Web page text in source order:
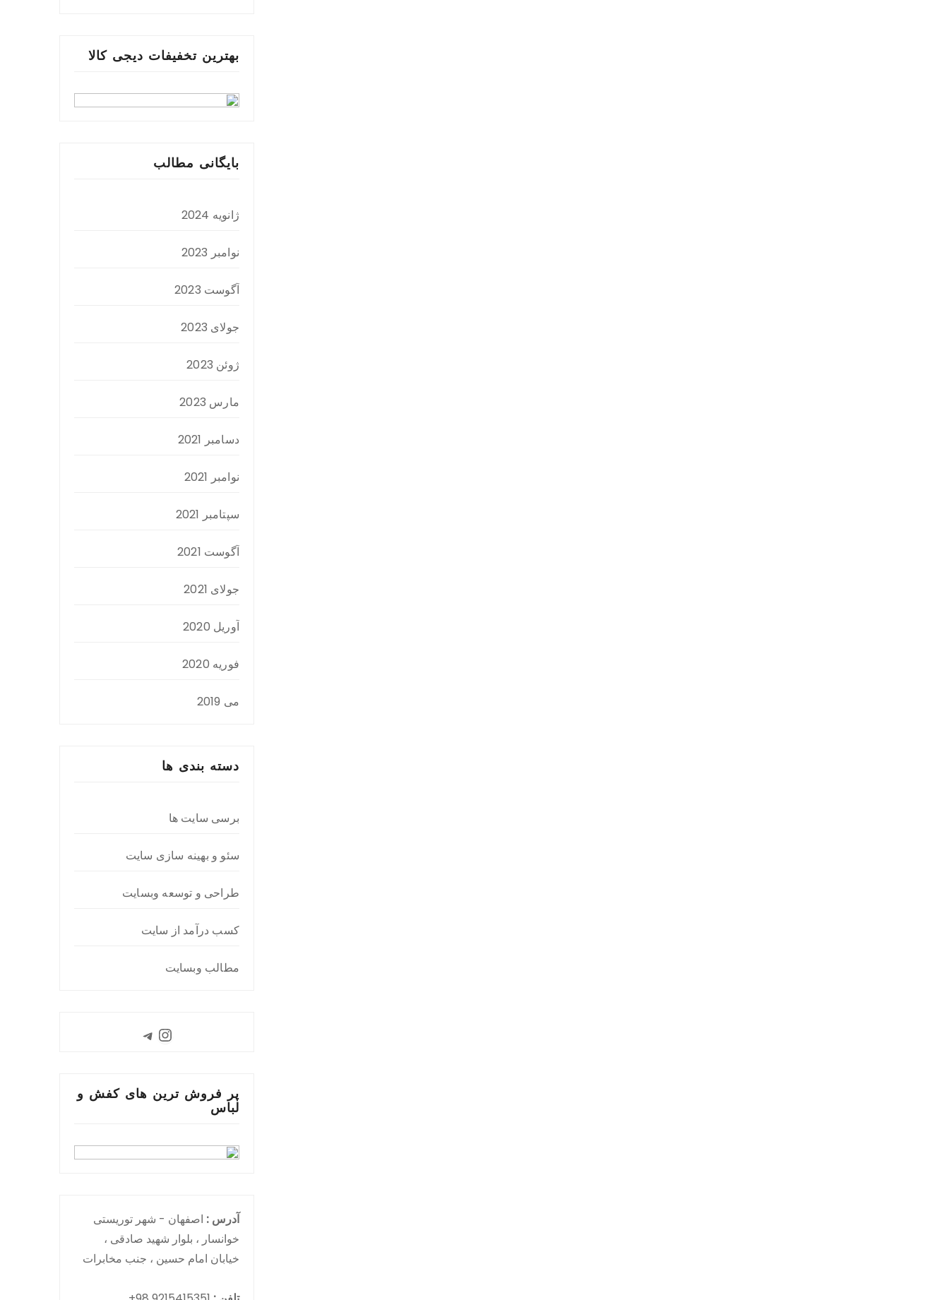
بهترین تخفیفات دیجی کالا
بایگانی مطالب
ژانویه 2024
نوامبر 2023
آگوست 2023
جولای 2023
ژوئن 2023
مارس 2023
دسامبر 2021
نوامبر 2021
سپتامبر 2021
آگوست 2021
جولای 2021
آوریل 2020
فوریه 2020
می 2019
دسته بندی ها
برسی سایت ها
سئو و بهینه سازی سایت
طراحی و توسعه وبسایت
کسب درآمد از سایت
مطالب وبسایت
Instagram
Telegram
پر فروش ترین های کفش و
لباس
آدرس : اصفهان - شهر توریستی
خوانسار ، بلوار شهید صادقی ،
خیابان امام حسین ، جنب مخابرات